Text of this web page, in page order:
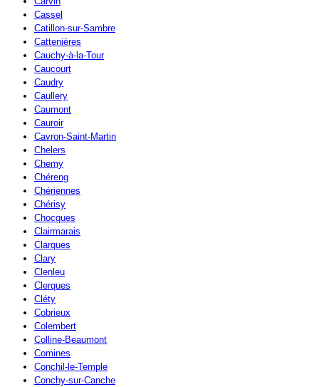
Cassel
Catillon-sur-Sambre
Cattenières
Cauchy-à-la-Tour
Caucourt
Caudry
Caullery
Caumont
Cauroir
Cavron-Saint-Martin
Chelers
Chemy
Chéreng
Chériennes
Chérisy
Chocques
Clairmarais
Clarques
Clary
Clenleu
Clerques
Cléty
Cobrieux
Colembert
Colline-Beaumont
Comines
Conchil-le-Temple
Conchy-sur-Canche